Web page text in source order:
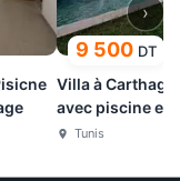
9 500 DT
Villa à Carthage
avec piscine et
Tunis
›